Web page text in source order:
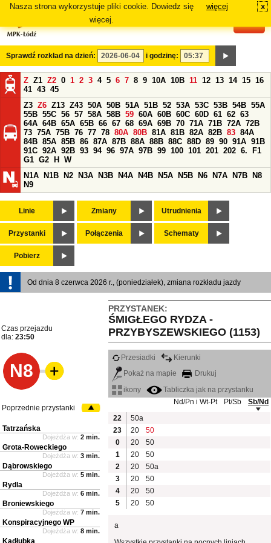
Nasza strona wykorzystuje pliki cookie. Dowiedz się
więcej.
więcej x
Sprawdź rozkład na dzień: i godzinę:
Z Z1 Z2 0 1 2 3 4 5 6 7 8 9 10A 10B 11 12 13 14 15 16
41 43 45
Z3 Z6 Z13 Z43 50A 50B 51A 51B 52 53A 53C 53B 54B 55A
55B 55C 56 57 58A 58B 59 60A 60B 60C 60D 61 62 63
64A 64B 65A 65B 66 67 68 69A 69B 70 71A 71B 72A 72B
73 75A 75B 76 77 78 80A 80B 81A 81B 82A 82B 83 84A
84B 85A 85B 86 87A 87B 88A 88B 88C 88D 89 90 91A 91B
91C 92A 92B 93 94 96 97A 97B 99 100 101 201 202 6.
F1
G1 G2 H
W
N1A
N1B N2 N3A N3B N4A N4B N5A N5B N6 N7A N7B
N8
N9
Linie Zmiany Utrudnienia
Przystanki Połączenia Schematy
Pobierz
Od dnia 8 czerwca 2026 r., (poniedziałek), zmiana rozkładu jazdy
PRZYSTANEK:
ŚMIGŁEGO RYDZA -
PRZYBYSZEWSKIEGO (1153)
Czas przejazdu
dla: 23:50
N8
Przesiadki
Kierunki
Pokaż na mapie
Drukuj
ikony
Tabliczka jak na przystanku
Nd/Pn i Wt-Pt
Pt/Sb
Sb/Nd
22
50a
23
20
50
0
20
50
1
20
50
2
20
50a
3
20
50
4
20
50
5
20 50
a
Poprzednie przystanki
Tatrzańska
Dojeżdża w: 2 min.
Grota-Roweckiego
Dojeżdża w: 3 min.
Dąbrowskiego
Dojeżdża w: 5 min.
Rydla
Dojeżdża w: 6 min.
Broniewskiego
Dojeżdża w: 7 min.
Konspiracyjnego WP
Dojeżdża w: 8 min.
Kadłubka